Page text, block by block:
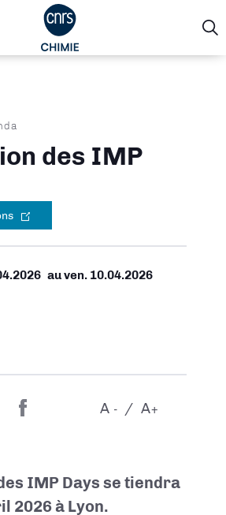
des IMP
auven. 10.04.2026
-
A +
A
IMP Days se tiendra
2026 à Lyon.